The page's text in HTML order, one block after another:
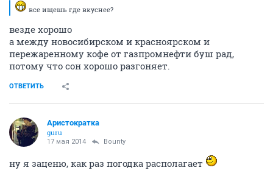
все ищешь где вкуснее?
везде хорошо
а между новосибирском и красноярском и
пережаренному кофе от газпромнефти буш рад,
потому что сон хорошо разгоняет.
ОТВЕТИТЬ
Аристократка
guru
17 мая 2014 Bounty
ну я заценю, как раз погодка располагает